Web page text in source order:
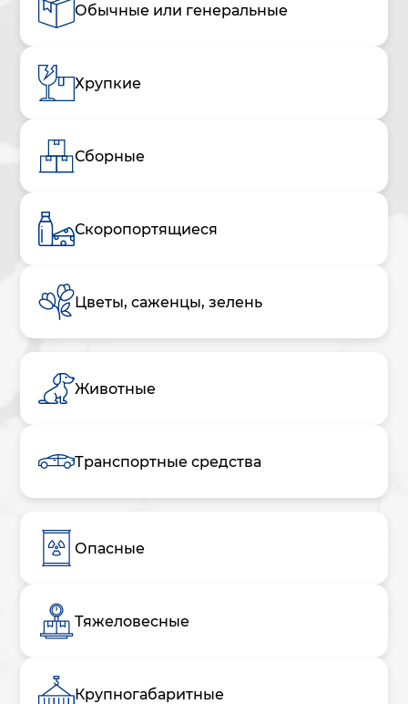
Обычные или генеральные
Хрупкие
Сборные
Скоропортящиеся
Цветы, саженцы, зелень
Животные
Транспортные средства
Опасные
Тяжеловесные
Крупногабаритные